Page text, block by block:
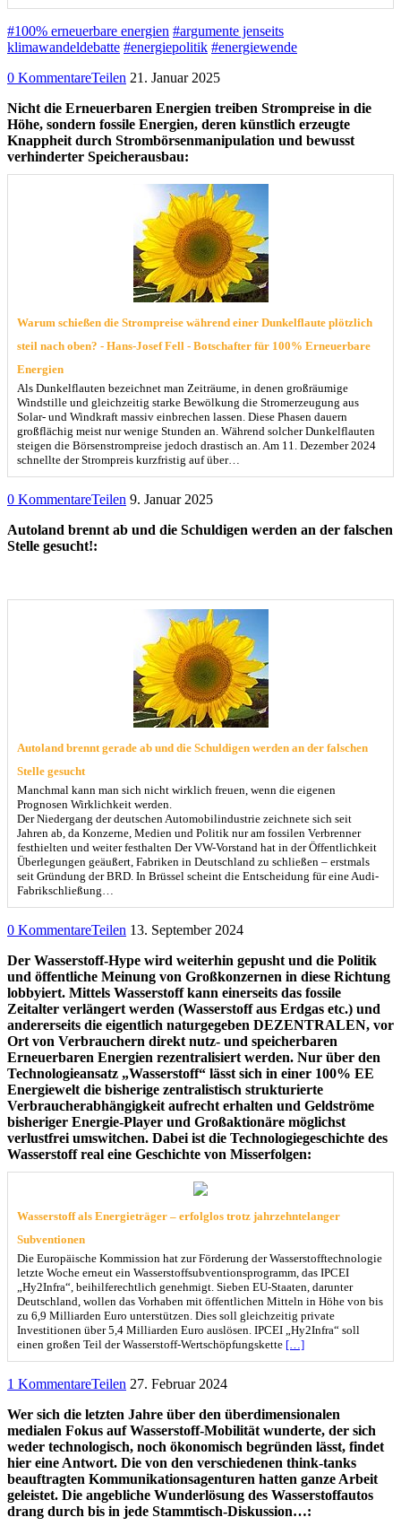
#100% erneuerbare energien #argumente jenseits
klimawandeldebatte #energiepolitik #energiewende
0 KommentareTeilen 21. Januar 2025
Nicht die Erneuerbaren Energien treiben Strompreise in die
Höhe, sondern fossile Energien, deren künstlich erzeugte
Knappheit durch Strombörsenmanipulation und bewusst
verhinderter Speicherausbau:
Warum schießen die Strompreise während einer Dunkelflaute plötzlich
steil nach oben? - Hans-Josef Fell - Botschafter für 100% Erneuerbare
Energien
Als Dunkelflauten bezeichnet man Zeiträume, in denen großräumige
Windstille und gleichzeitig starke Bewölkung die Stromerzeugung aus
Solar- und Windkraft massiv einbrechen lassen. Diese Phasen dauern
großflächig meist nur wenige Stunden an. Während solcher Dunkelflauten
steigen die Börsenstrompreise jedoch drastisch an. Am 11. Dezember 2024
schnellte der Strompreis kurzfristig auf über…
0 KommentareTeilen 9. Januar 2025
Autoland brennt ab und die Schuldigen werden an der falschen
Stelle gesucht!:
Autoland brennt gerade ab und die Schuldigen werden an der falschen
Stelle gesucht
Manchmal kann man sich nicht wirklich freuen, wenn die eigenen
Prognosen Wirklichkeit werden.
Der Niedergang der deutschen Automobilindustrie zeichnete sich seit
Jahren ab, da Konzerne, Medien und Politik nur am fossilen Verbrenner
festhielten und weiter festhalten Der VW-Vorstand hat in der Öffentlichkeit
Überlegungen geäußert, Fabriken in Deutschland zu schließen – erstmals
seit Gründung der BRD. In Brüssel scheint die Entscheidung für eine Audi-
Fabrikschließung…
0 KommentareTeilen 13. September 2024
Der Wasserstoff-Hype wird weiterhin gepusht und die Politik
und öffentliche Meinung von Großkonzernen in diese Richtung
lobbyiert. Mittels Wasserstoff kann einerseits das fossile
Zeitalter verlängert werden (Wasserstoff aus Erdgas etc.) und
andererseits die eigentlich naturgegeben DEZENTRALEN, vor
Ort von Verbrauchern direkt nutz- und speicherbaren
Erneuerbaren Energien rezentralisiert werden. Nur über den
Technologieansatz „Wasserstoff“ lässt sich in einer 100% EE
Energiewelt die bisherige zentralistisch strukturierte
Verbraucherabhängigkeit aufrecht erhalten und Geldströme
bisheriger Energie-Player und Großaktionäre möglichst
verlustfrei umswitchen. Dabei ist die Technologiegeschichte des
Wasserstoff real eine Geschichte von Misserfolgen:
Wasserstoff als Energieträger – erfolglos trotz jahrzehntelanger
Subventionen
Die Europäische Kommission hat zur Förderung der Wasserstofftechnologie
letzte Woche erneut ein Wasserstoffsubventionsprogramm, das IPCEI
„Hy2Infra“, beihilferechtlich genehmigt. Sieben EU-Staaten, darunter
Deutschland, wollen das Vorhaben mit öffentlichen Mitteln in Höhe von bis
zu 6,9 Milliarden Euro unterstützen. Dies soll gleichzeitig private
Investitionen über 5,4 Milliarden Euro auslösen. IPCEI „Hy2Infra“ soll
einen großen Teil der Wasserstoff-Wertschöpfungskette […]
1 KommentareTeilen 27. Februar 2024
Wer sich die letzten Jahre über den überdimensionalen
medialen Fokus auf Wasserstoff-Mobilität wunderte, der sich
weder technologisch, noch ökonomisch begründen lässt, findet
hier eine Antwort. Die von den verschiedenen think-tanks
beauftragten Kommunikationsagenturen hatten ganze Arbeit
geleistet. Die angebliche Wunderlösung des Wasserstoffautos
drang durch bis in jede Stammtisch-Diskussion…: